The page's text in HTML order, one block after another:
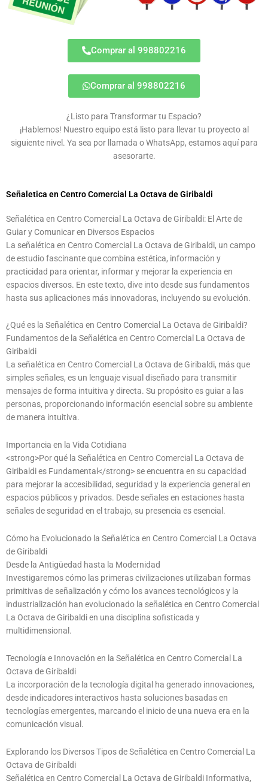
Comprar al 998802216
Comprar al 998802216
¿Listo para Transformar tu Espacio?
¡Hablemos! Nuestro equipo está listo para llevar tu proyecto al
siguiente nivel. Ya sea por llamada o WhatsApp, estamos aquí para
asesorarte.
Señaletica en Centro Comercial La Octava de Giribaldi
Señalética en Centro Comercial La Octava de Giribaldi: El Arte de
Guiar y Comunicar en Diversos Espacios
La señalética en Centro Comercial La Octava de Giribaldi, un campo
de estudio fascinante que combina estética, información y
practicidad para orientar, informar y mejorar la experiencia en
espacios diversos. En este texto, dive into desde sus fundamentos
hasta sus aplicaciones más innovadoras, incluyendo su evolución.
¿Qué es la Señalética en Centro Comercial La Octava de Giribaldi?
Fundamentos de la Señalética en Centro Comercial La Octava de
Giribaldi
La señalética en Centro Comercial La Octava de Giribaldi, más que
simples señales, es un lenguaje visual diseñado para transmitir
mensajes de forma intuitiva y directa. Su propósito es guiar a las
personas, proporcionando información esencial sobre su ambiente
de manera intuitiva.
Importancia en la Vida Cotidiana
<strong>Por qué la Señalética en Centro Comercial La Octava de
Giribaldi es Fundamental</strong> se encuentra en su capacidad
para mejorar la accesibilidad, seguridad y la experiencia general en
espacios públicos y privados. Desde señales en estaciones hasta
señales de seguridad en el trabajo, su presencia es esencial.
Cómo ha Evolucionado la Señalética en Centro Comercial La Octava
de Giribaldi
Desde la Antigüedad hasta la Modernidad
Investigaremos cómo las primeras civilizaciones utilizaban formas
primitivas de señalización y cómo los avances tecnológicos y la
industrialización han evolucionado la señalética en Centro Comercial
La Octava de Giribaldi en una disciplina sofisticada y
multidimensional.
Tecnología e Innovación en la Señalética en Centro Comercial La
Octava de Giribaldi
La incorporación de la tecnología digital ha generado innovaciones,
desde indicadores interactivos hasta soluciones basadas en
tecnologías emergentes, marcando el inicio de una nueva era en la
comunicación visual.
Explorando los Diversos Tipos de Señalética en Centro Comercial La
Octava de Giribaldi
Señalética en Centro Comercial La Octava de Giribaldi Informativa,